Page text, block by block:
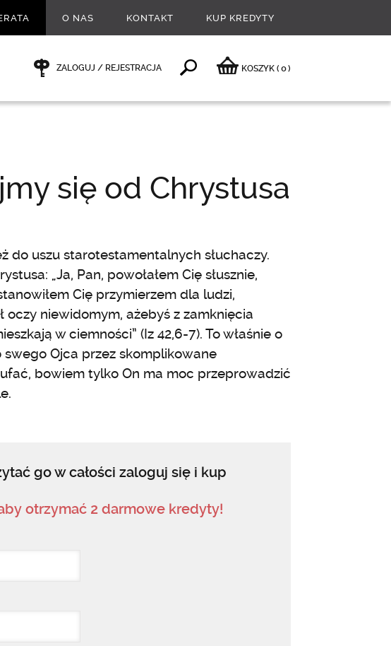
O NAS KONTAKT KUP KREDYTY
ZALOGUJ / REJESTRACJA KOSZYK ( 0)
się od Chrystusa
do uszu starotestamentalnych słuchaczy.
„Ja, Pan, powołałem Cię słusznie,
Cię przymierzem dla ludzi,
niewidomym, ażebyś z zamknięcia
w ciemności” (Iz 42,6-7). To właśnie o
Ojca przez skomplikowane
bowiem tylko On ma moc przeprowadzić
go w całości zaloguj się i kup
otrzymać 2 darmowe kredyty!